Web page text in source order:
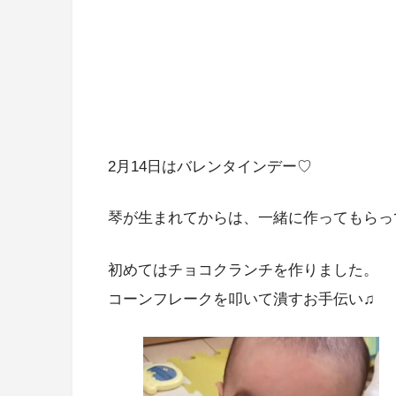
2月14日はバレンタインデー♡
琴が生まれてからは、一緒に作ってもら
初めてはチョコクランチを作りました。
コーンフレークを叩いて潰すお手伝い♫